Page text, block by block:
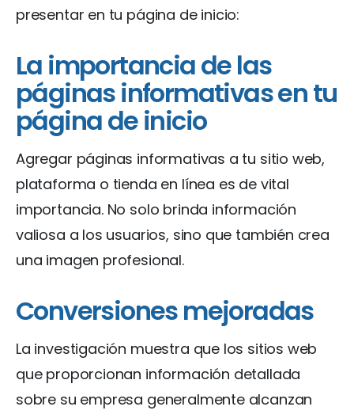
presentar en tu página de inicio:
La importancia de las
páginas informativas en tu
página de inicio
Agregar páginas informativas a tu sitio web,
plataforma o tienda en línea es de vital
importancia. No solo brinda información
valiosa a los usuarios, sino que también crea
una imagen profesional.
Conversiones mejoradas
La investigación muestra que los sitios web
que proporcionan información detallada
sobre su empresa generalmente alcanzan